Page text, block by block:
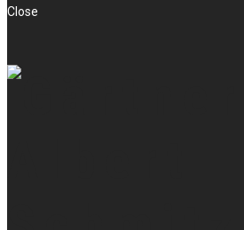
Close